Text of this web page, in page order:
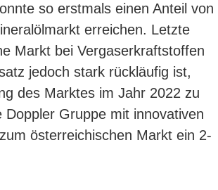
so erstmals einen Anteil von
erreichen. Letzte
Markt bei Vergaserkraftstoffen
jedoch stark rückläufig ist,
des Marktes im Jahr 2022 zu
Gruppe mit innovativen
österreichischen Markt ein 2-